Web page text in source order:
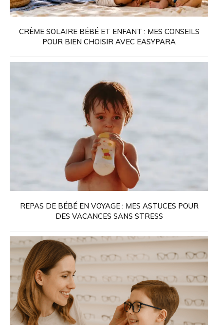
CRÈME SOLAIRE BÉBÉ ET ENFANT : MES CONSEILS
POUR BIEN CHOISIR AVEC EASYPARA
REPAS DE BÉBÉ EN VOYAGE : MES ASTUCES POUR
DES VACANCES SANS STRESS